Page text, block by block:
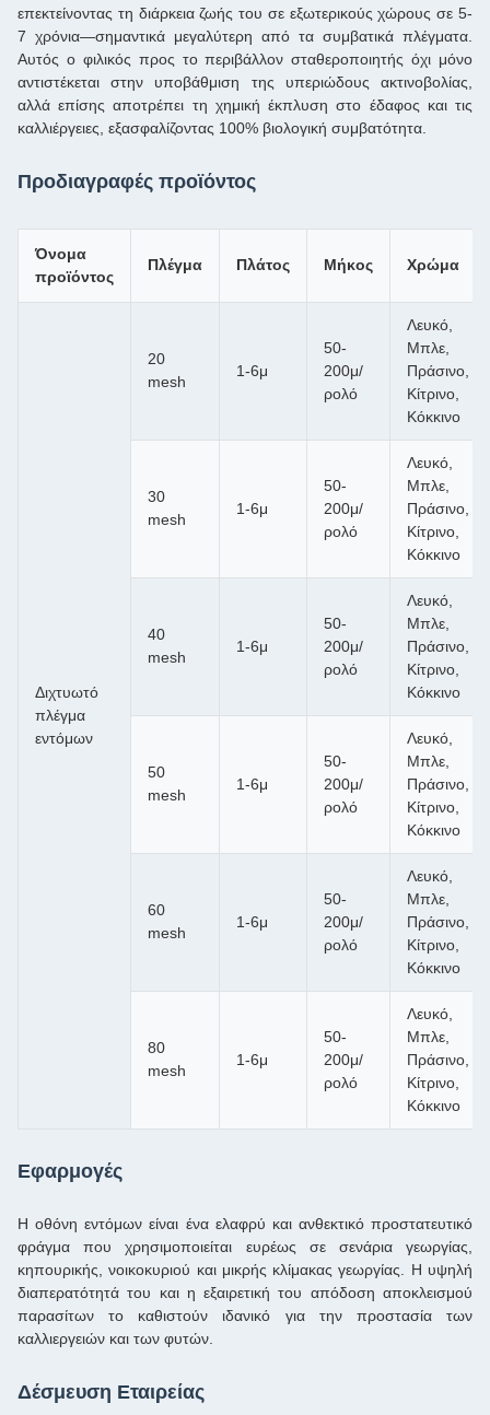
επεκτείνοντας τη διάρκεια ζωής του σε εξωτερικούς χώρους σε 5-
7 χρόνια—σημαντικά μεγαλύτερη από τα συμβατικά πλέγματα.
Αυτός ο φιλικός προς το περιβάλλον σταθεροποιητής όχι μόνο
αντιστέκεται στην υποβάθμιση της υπεριώδους ακτινοβολίας,
αλλά επίσης αποτρέπει τη χημική έκπλυση στο έδαφος και τις
καλλιέργειες, εξασφαλίζοντας 100% βιολογική συμβατότητα.
Προδιαγραφές προϊόντος
Όνομα
προϊόντος
Πλέγμα Πλάτος Μήκος Χρώμα
Διχτυωτό
πλέγμα
εντόμων
20
mesh
1-6μ
50-
200μ/
ρολό
Λευκό,
Μπλε,
Πράσινο,
Κίτρινο,
Κόκκινο
30
mesh
1-6μ
50-
200μ/
ρολό
Λευκό,
Μπλε,
Πράσινο,
Κίτρινο,
Κόκκινο
40
mesh
1-6μ
50-
200μ/
ρολό
Λευκό,
Μπλε,
Πράσινο,
Κίτρινο,
Κόκκινο
50
mesh
1-6μ
50-
200μ/
ρολό
Λευκό,
Μπλε,
Πράσινο,
Κίτρινο,
Κόκκινο
60
mesh
1-6μ
50-
200μ/
ρολό
Λευκό,
Μπλε,
Πράσινο,
Κίτρινο,
Κόκκινο
80
mesh
1-6μ
50-
200μ/
ρολό
Λευκό,
Μπλε,
Πράσινο,
Κίτρινο,
Κόκκινο
Εφαρμογές
Η οθόνη εντόμων είναι ένα ελαφρύ και ανθεκτικό προστατευτικό
φράγμα που χρησιμοποιείται ευρέως σε σενάρια γεωργίας,
κηπουρικής, νοικοκυριού και μικρής κλίμακας γεωργίας. Η υψηλή
διαπερατότητά του και η εξαιρετική του απόδοση αποκλεισμού
παρασίτων το καθιστούν ιδανικό για την προστασία των
καλλιεργειών και των φυτών.
Δέσμευση Εταιρείας